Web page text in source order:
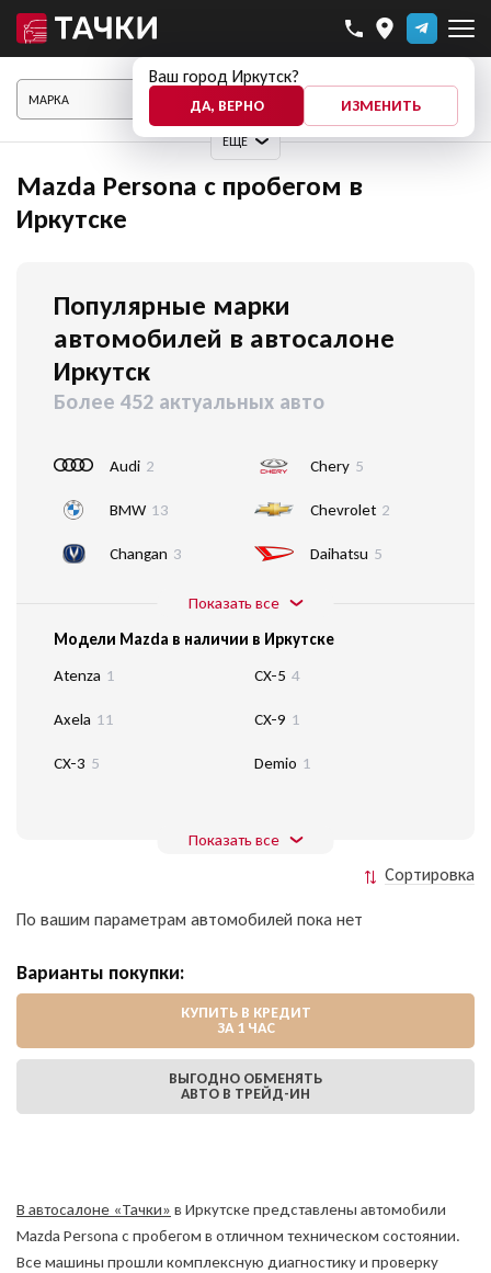
Ваш город Иркутск?
ДА, ВЕРНО ИЗМЕНИТЬ
ЕЩЕ
ПОКАЗАТЬ АВТО
Mazda Persona с пробегом в
Иркутске
Популярные марки
автомобилей в автосалоне
Иркутск
Более 452 актуальных авто
Audi 2
BMW 13
Changan 3
Chery 5
Chevrolet 2
Daihatsu 5
Показать все
Модели Mazda в наличии в Иркутске
Atenza 1
Axela 11
CX-3 5
CX-5 4
CX-9 1
Demio 1
Показать все
Сортировка
По вашим параметрам автомобилей пока нет
Варианты покупки:
КУПИТЬ В КРЕДИТ
ЗА 1 ЧАС
ВЫГОДНО ОБМЕНЯТЬ
АВТО В ТРЕЙД-ИН
В автосалоне «Тачки» в Иркутске представлены автомобили
Mazda Persona с пробегом в отличном техническом состоянии.
Все машины прошли комплексную диагностику и проверку